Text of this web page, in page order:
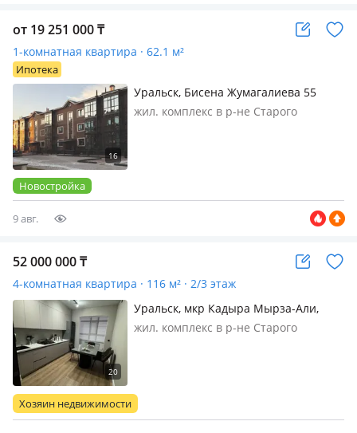
от 19 251 000₸
1-комнатная квартира · 62.1 м²
Ипотека
Уральск, Бисена Жумагалиева 55
жил. комплекс в р-не Старого
Новостройка
9 авг.
52 000 000₸
4-комнатная квартира · 116 м² · 2/3 этаж
Уральск, мкр Кадыра Мырза-Али,
Есенберилина 31 — Есенберлина-
жил. комплекс в р-не Старого
оптика, Новый 3х этажный клубный
дом, в подъезде 6 квартир…
Хозяин недвижимости